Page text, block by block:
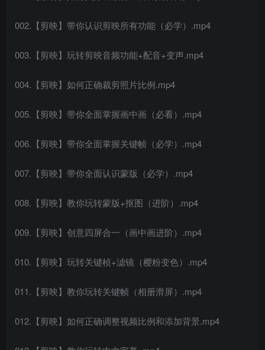
002.【剪映】带你认识剪映所有功能（必学）.mp4
003.【剪映】玩转剪映音频功能+配音+变声.mp4
004.【剪映】如何正确裁剪照片比例.mp4
005.【剪映】带你全面掌握画中画（必看）.mp4
006.【剪映】带你全面掌握关键帧（必学）.mp4
007.【剪映】带你全面认识蒙版（必学）.mp4
008.【剪映】教你玩转蒙版+抠图（进阶）.mp4
009.【剪映】创意四屏合一（画中画进阶）.mp4
010.【剪映】玩转关键桢+滤镜（樱粉变色）.mp4
011.【剪映】教你玩转关键帧（相册滑屏）.mp4
012.【剪映】如何正确调整视频比例和添加背景.mp4